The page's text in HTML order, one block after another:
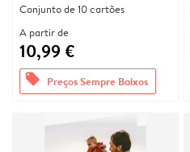
Conjunto de 10 cartões
A partir de
10,99 €
offers Preços Sempre Baixos